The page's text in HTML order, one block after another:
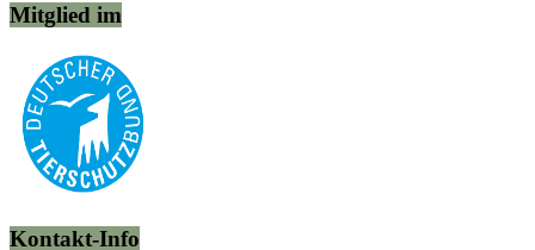
Mitglied im
Kontakt-Info